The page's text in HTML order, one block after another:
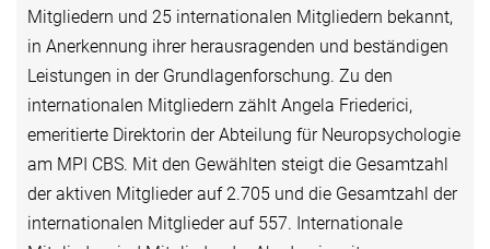
Mitgliedern und 25 internationalen Mitgliedern bekannt,
in Anerkennung ihrer herausragenden und beständigen
Leistungen in der Grundlagenforschung. Zu den
internationalen Mitgliedern zählt Angela Friederici,
emeritierte Direktorin der Abteilung für Neuropsychologie
am MPI CBS. Mit den Gewählten steigt die Gesamtzahl
der aktiven Mitglieder auf 2.705 und die Gesamtzahl der
internationalen Mitglieder auf 557. Internationale